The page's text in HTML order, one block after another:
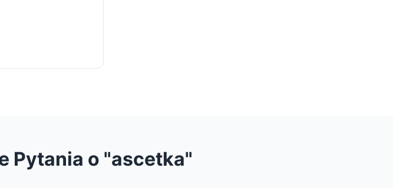
Pytania o "ascetka"